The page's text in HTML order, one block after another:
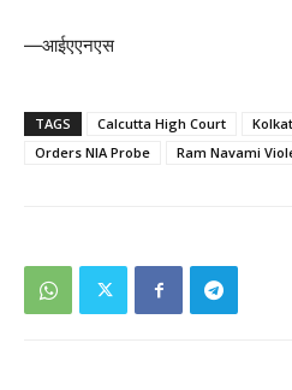
—आईएएनएस
TAGS Calcutta High Court
Orders NIA Probe
Ram Navami